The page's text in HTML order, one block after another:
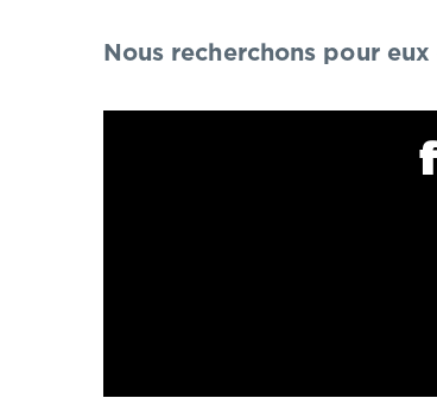
Nous recherchons pour